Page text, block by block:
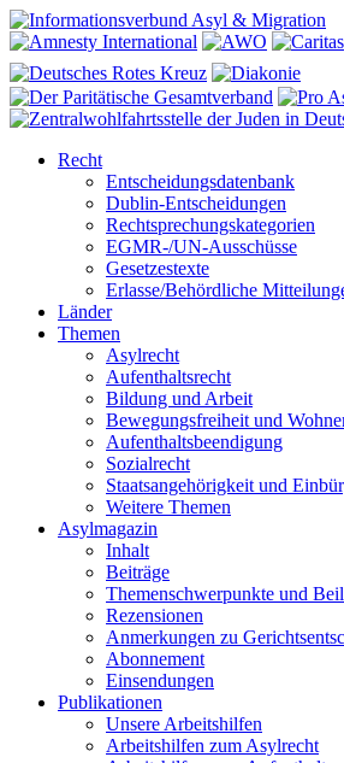
Recht
Entscheidungsdatenbank
Dublin-Entscheidungen
Rechtsprechungskategorien
EGMR-/UN-Ausschüsse
Gesetzestexte
Erlasse/Behördliche
Länder
Themen
Asylrecht
Aufenthaltsrecht
Bildung und Arbeit
Bewegungsfreiheit und
Aufenthaltsbeendigung
Sozialrecht
Staatsangehörigkeit und
Weitere Themen
Asylmagazin
Inhalt
Beiträge
Themenschwerpunkte und
Rezensionen
Anmerkungen zu
Abonnement
Einsendungen
Publikationen
Unsere Arbeitshilfen
Arbeitshilfen zum Asylrecht